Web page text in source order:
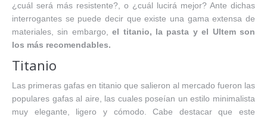
¿cuál será más resistente?, o ¿cuál lucirá mejor? Ante dichas
interrogantes se puede decir que existe una gama extensa de
materiales, sin embargo,
el titanio, la pasta y el Ultem son
los más recomendables.
Titanio
Las primeras gafas en titanio que salieron al mercado fueron las
populares gafas al aire, las cuales poseían un estilo minimalista
muy elegante, ligero y cómodo. Cabe destacar que este